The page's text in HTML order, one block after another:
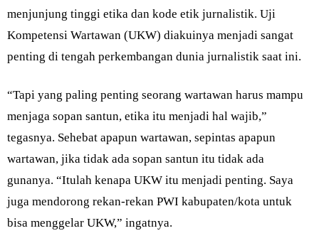
menjunjung tinggi etika dan kode etik jurnalistik. Uji
Kompetensi Wartawan (UKW) diakuinya menjadi sangat
penting di tengah perkembangan dunia jurnalistik saat ini.
“Tapi yang paling penting seorang wartawan harus mampu
menjaga sopan santun, etika itu menjadi hal wajib,”
tegasnya. Sehebat apapun wartawan, sepintas apapun
wartawan, jika tidak ada sopan santun itu tidak ada
gunanya. “Itulah kenapa UKW itu menjadi penting. Saya
juga mendorong rekan-rekan PWI kabupaten/kota untuk
bisa menggelar UKW,” ingatnya.